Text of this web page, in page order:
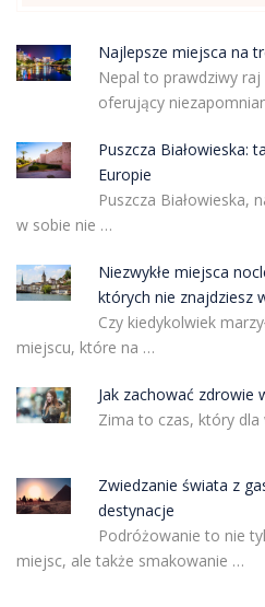
Najlepsze miejsca na
Nepal to prawdziwy
oferujący
Puszcza Białowieska:
Europie
Puszcza Białowieska,
w sobie nie …
Niezwykłe miejsca
których nie znajdziesz
Czy kiedykolwiek
miejscu, które na …
Jak zachować zdrowie
Zima to czas, który
Zwiedzanie świata z
destynacje
Podróżowanie to nie
miejsc, ale także smakowanie …